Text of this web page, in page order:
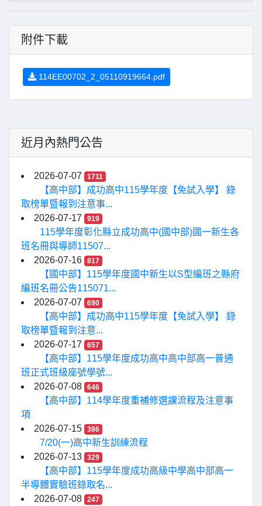
附件下載
114EE00702_2_05110919664.pdf
近月內熱門公告
2026-07-07 1711
【高中部】成功高中115學年度【免試入學】 錄
取榜單暨報到注意事...
2026-07-17
919
115學年度彰化縣立成功高中(國中部)國一新生各
班名冊與導師11507...
2026-07-16
817
【國中部】115學年度國中新生以S型編班之縣府
編班名冊公告115071...
2026-07-07
690
【高中部】成功高中115學年度【免試入學】 錄
取榜單暨報到注意...
2026-07-17
657
【高中部】115學年度成功高中高中部高一普通
班正式班級座號學號...
2026-07-08
646
【高中部】114學年度重補修選課流程及注意事
項
2026-07-15
386
7/20(一)高中新生訓練流程
2026-07-13
329
【高中部】115學年度成功高級中學高中部高一
半導體實驗班錄取名...
2026-07-08
247